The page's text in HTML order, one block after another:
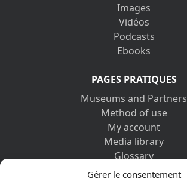
Gérer le consentement
Images
Vidéos
Podcasts
Ebooks
PAGES PRATIQUES
Museums and Partners
Method of use
My account
Media library
Glossary
Contact us